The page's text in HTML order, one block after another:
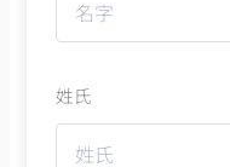
姓氏